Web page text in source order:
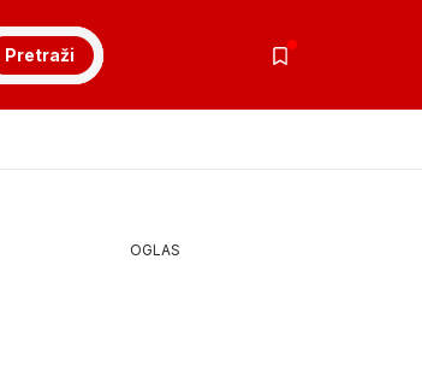
Pretraži
OGLAS